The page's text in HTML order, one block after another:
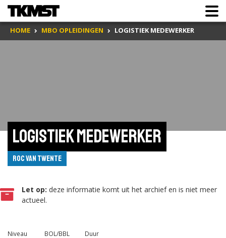
HOME MBO OPLEIDINGEN LOGISTIEK MEDEWERKER
Logistiek medewerker
ROC van Twente
Let op: deze informatie komt uit het archief en is niet meer
actueel.
Niveau BOL/BBL Duur